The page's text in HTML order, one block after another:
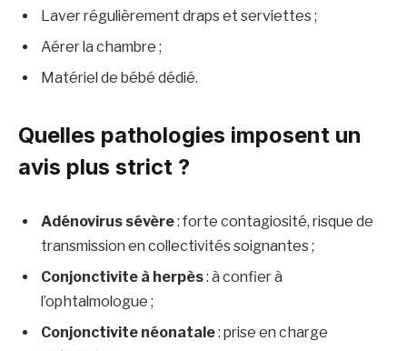
Laver régulièrement draps et serviettes ;
Aérer la chambre ;
Matériel de bébé dédié.
Quelles pathologies imposent un
avis plus strict ?
Adénovirus sévère: forte contagiosité, risque de
transmission en collectivités soignantes ;
Conjonctivite à herpès: à confier à
l’ophtalmologue ;
Conjonctivite néonatale: prise en charge